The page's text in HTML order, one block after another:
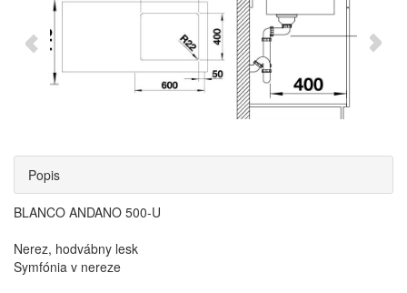
Popis
BLANCO ANDANO 500-U
Nerez, hodvábny lesk
Symfónia v nereze